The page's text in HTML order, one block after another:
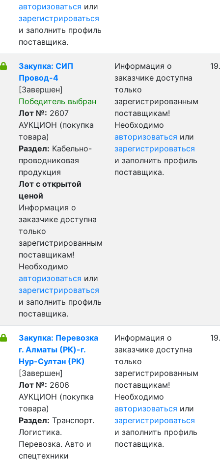
авторизоваться или
зарегистрироваться
и заполнить профиль
поставщика.
Закупка: СИП
Провод-4
[Завершен]
Победитель выбран
Лот №: 2607
АУКЦИОН (покупка
товара)
Раздел: Кабельно-
проводниковая
продукция
Лот с открытой
ценой
Информация о
заказчике доступна
только
зарегистрированным
поставщикам!
Необходимо
авторизоваться или
зарегистрироваться
и заполнить профиль
поставщика.
Информация о
заказчике доступна
только
зарегистрированным
поставщикам!
Необходимо
авторизоваться или
зарегистрироваться
и заполнить профиль
поставщика.
Закупка: Перевозка
г. Алматы (РК)-г.
Нур-Султан (РК)
[Завершен]
Лот №: 2606
АУКЦИОН (покупка
товара)
Раздел: Транспорт.
Логистика.
Перевозка. Авто и
спецтехники
Информация о
заказчике доступна
только
зарегистрированным
поставщикам!
Необходимо
авторизоваться или
зарегистрироваться
и заполнить профиль
поставщика.